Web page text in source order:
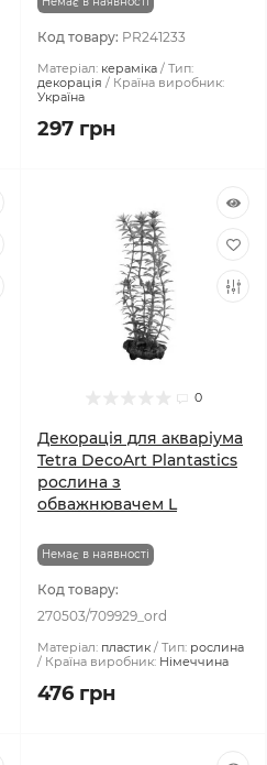
Код товару: PR241233
Матеріал: кераміка
Тип:
декорація
Країна виробник:
Україна
297 грн
0
Декорація для акваріума
Tetra DecoArt Plantastics
рослина з
обважнювачем L
Немає в наявності
Код товару:
270503/709929_ord
Матеріал: пластик Тип: рослина
Країна виробник: Німеччина
476 грн